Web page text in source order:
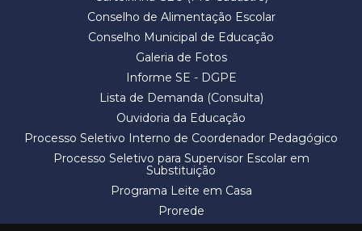
Conselho de Alimentação Escolar
Conselho Municipal de Educação
Galeria de Fotos
Informe SE - DGPE
Lista de Demanda (Consulta)
Ouvidoria da Educação
Processo Seletivo Interno de Coordenador Pedagógico
Processo Seletivo para Supervisor Escolar em
Substituição
Programa Leite em Casa
Prorede